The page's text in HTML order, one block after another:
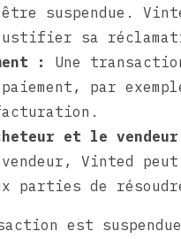
suspendue.
sa
:
Une
par
et le
Vinted
parties de
est